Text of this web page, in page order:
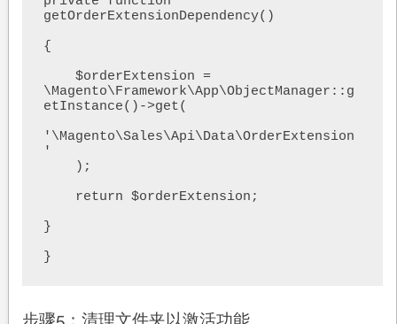
getOrderExtensionDependency()
{
\Magento\Framework\App\ObjectManager::g
etInstance()->get(
'\Magento\Sales\Api\Data\OrderExtension
'
}
}
步骤5：清理文件夹以激活功能